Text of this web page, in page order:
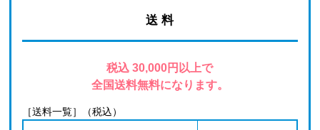
送 料
税込 30,000円以上で
全国送料無料になります。
［送料一覧］（税込）